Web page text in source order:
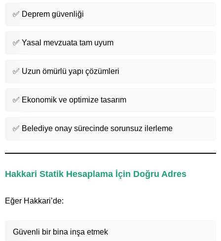
✅ Deprem güvenliği
✅ Yasal mevzuata tam uyum
✅ Uzun ömürlü yapı çözümleri
✅ Ekonomik ve optimize tasarım
✅ Belediye onay sürecinde sorunsuz ilerleme
Hakkari Statik Hesaplama İçin Doğru Adres
Eğer Hakkari’de:
Güvenli bir bina inşa etmek